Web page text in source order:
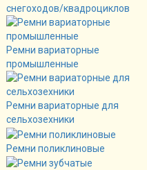
снегоходов/квадроциклов
Ремни вариаторные
промышленные
Ремни вариаторные для
сельхозехники
Ремни поликлиновые